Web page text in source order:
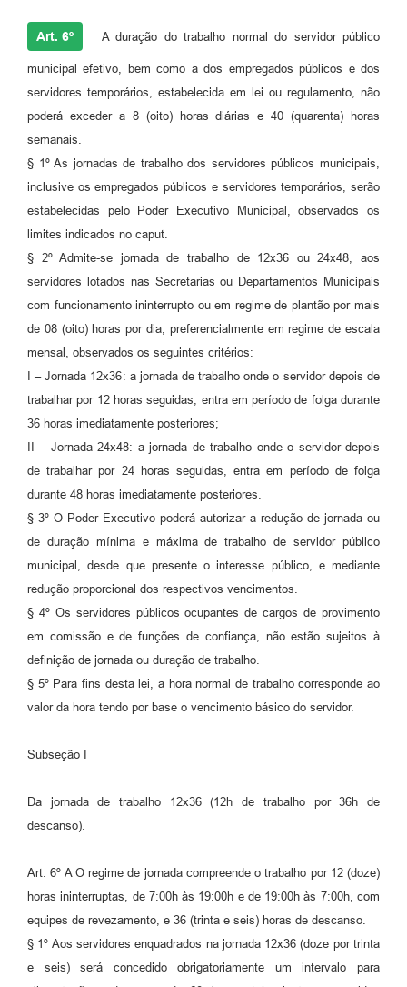
Art. 6º A duração do trabalho normal do servidor público
municipal efetivo, bem como a dos empregados públicos e dos
servidores temporários, estabelecida em lei ou regulamento, não
poderá exceder a 8 (oito) horas diárias e 40 (quarenta) horas
semanais.
§ 1º As jornadas de trabalho dos servidores públicos municipais,
inclusive os empregados públicos e servidores temporários, serão
estabelecidas pelo Poder Executivo Municipal, observados os
limites indicados no caput.
§ 2º Admite-se jornada de trabalho de 12x36 ou 24x48, aos
servidores lotados nas Secretarias ou Departamentos Municipais
com funcionamento ininterrupto ou em regime de plantão por mais
de 08 (oito) horas por dia, preferencialmente em regime de escala
mensal, observados os seguintes critérios:
I – Jornada 12x36: a jornada de trabalho onde o servidor depois de
trabalhar por 12 horas seguidas, entra em período de folga durante
36 horas imediatamente posteriores;
II – Jornada 24x48: a jornada de trabalho onde o servidor depois
de trabalhar por 24 horas seguidas, entra em período de folga
durante 48 horas imediatamente posteriores.
§ 3º O Poder Executivo poderá autorizar a redução de jornada ou
de duração mínima e máxima de trabalho de servidor público
municipal, desde que presente o interesse público, e mediante
redução proporcional dos respectivos vencimentos.
§ 4º Os servidores públicos ocupantes de cargos de provimento
em comissão e de funções de confiança, não estão sujeitos à
definição de jornada ou duração de trabalho.
§ 5º Para fins desta lei, a hora normal de trabalho corresponde ao
valor da hora tendo por base o vencimento básico do servidor.
Subseção I
Da jornada de trabalho 12x36 (12h de trabalho por 36h de
descanso).
Art. 6º A O regime de jornada compreende o trabalho por 12 (doze)
horas ininterruptas, de 7:00h às 19:00h e de 19:00h às 7:00h, com
equipes de revezamento, e 36 (trinta e seis) horas de descanso.
§ 1º Aos servidores enquadrados na jornada 12x36 (doze por trinta
e seis) será concedido obrigatoriamente um intervalo para